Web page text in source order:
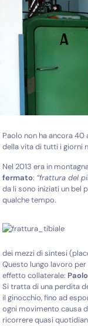
Paolo non ha ancora
della vita di tutti i giorni
Nel 2013 era in
fermato: “frattura del
da li sono iniziati un bel
qualche tempo.
dei mezzi di sintesi
Questo lungo lavoro
effetto collaterale:
Si tratta di una perdita
il ginocchio, fino ad
ogni movimento causa
ricorrere quasi